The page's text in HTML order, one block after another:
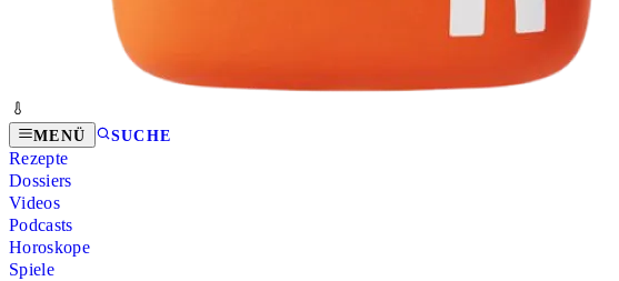
MENÜ SUCHE
Rezepte
Dossiers
Videos
Podcasts
Horoskope
Spiele